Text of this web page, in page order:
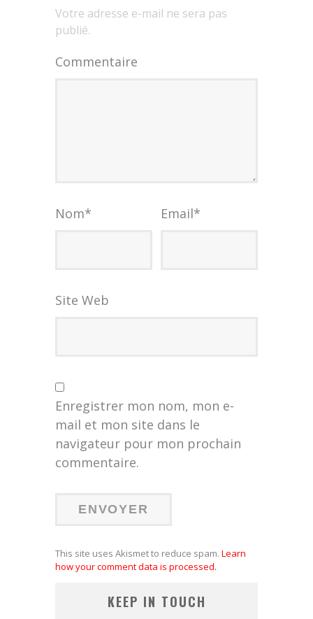
Votre adresse e-mail ne sera pas
publié.
Commentaire
Nom* Email*
Site Web
Enregistrer mon nom, mon e-
mail et mon site dans le
navigateur pour mon prochain
commentaire.
This site uses Akismet to reduce spam. Learn
how your comment data is processed.
KEEP IN TOUCH